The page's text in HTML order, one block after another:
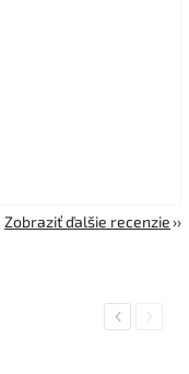
Zobraziť ďalšie recenzie
PreviousNext